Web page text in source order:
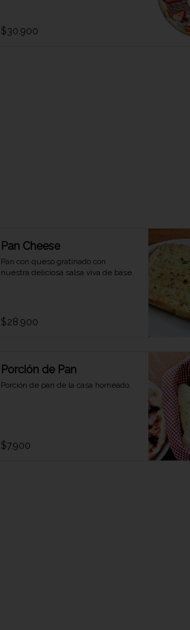
$30.900
Pan Cheese
Pan con queso gratinado con
nuestra deliciosa salsa viva de base.
$28.900
Porción de Pan
Porción de pan de la casa horneado.
$7.900